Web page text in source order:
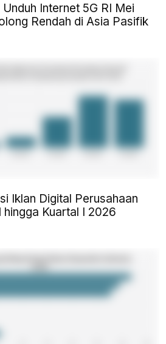
Internet 5G RI Mei
Rendah di Asia Pasifik
Iklan Digital Perusahaan
hingga Kuartal I 2026